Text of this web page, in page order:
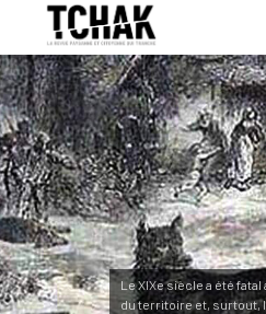
Le XIXe siècle a été
du territoire et, surtout,